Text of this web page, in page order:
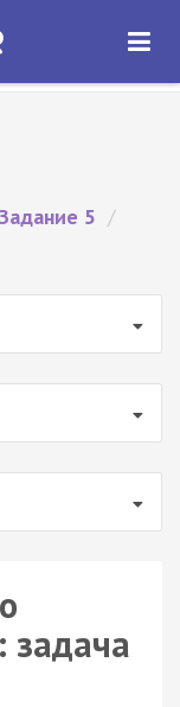
ОТКРЫТЬ
Задание 5 /
задача